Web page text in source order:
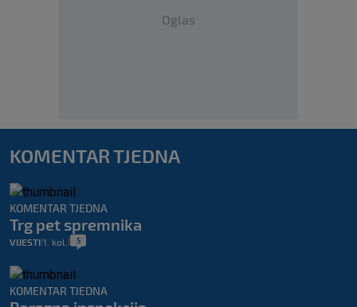
Oglas
KOMENTAR TJEDNA
KOMENTAR TJEDNA
Trg pet spremnika
VIJESTI 1. kol. 5
KOMENTAR TJEDNA